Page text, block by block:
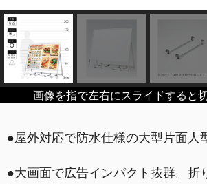
画像を指で左右にスライドすると
●屋外対応で防水仕様の大型片面人
●大画面で広告インパクト抜群。折